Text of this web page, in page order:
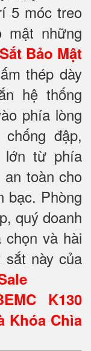
5 móc treo
mật những
Bảo Mật
thép dày
hệ thống
phía lòng
đập,
lớn từ phía
an toàn cho
bạc. Phòng
quý doanh
và hài
này của
K130
Khóa Chìa